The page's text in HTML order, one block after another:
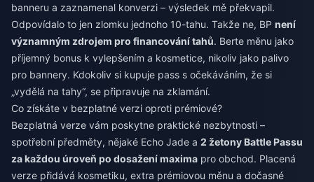
banneru a zaznamenal konverzi – výsledek mě překvapil.
Odpovídalo to jen zlomku jednoho 10-tahu. Takže ne, BP není
významným zdrojem pro financování tahů. Berte měnu jako
příjemný bonus k vylepšením a kosmetice, nikoliv jako palivo
pro bannery. Kdokoliv si kupuje pass s očekáváním, že si
„vydělá na tahy“, se připravuje na zklamání.
Co získáte v bezplatné verzi oproti prémiové?
Bezplatná verze vám poskytne praktické nezbytnosti –
spotřební předměty, nějaké Echo Jade a 2 žetony Battle Passu
za každou úroveň po dosažení maxima pro obchod. Placená
verze přidává kosmetiku, extra prémiovou měnu a dočasné